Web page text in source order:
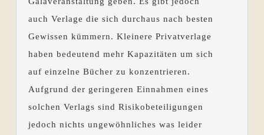
auch Verlage die sich durchaus nach besten
Gewissen kümmern. Kleinere Privatverlage
haben bedeutend mehr Kapazitäten um sich
auf einzelne Bücher zu konzentrieren.
Aufgrund der geringeren Einnahmen eines
solchen Verlags sind Risikobeteiligungen
jedoch nichts ungewöhnliches was leider